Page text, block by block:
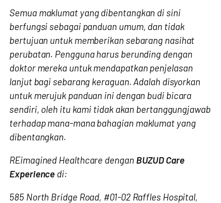
Semua maklumat yang dibentangkan di sini
berfungsi sebagai panduan umum, dan tidak
bertujuan untuk memberikan sebarang nasihat
perubatan. Pengguna harus berunding dengan
doktor mereka untuk mendapatkan penjelasan
lanjut bagi sebarang keraguan. Adalah disyorkan
untuk merujuk panduan ini dengan budi bicara
sendiri, oleh itu kami tidak akan bertanggungjawab
terhadap mana-mana bahagian maklumat yang
dibentangkan.
REimagined Healthcare dengan BUZUD Care
Experience di:
585 North Bridge Road, #01-02 Raffles Hospital,